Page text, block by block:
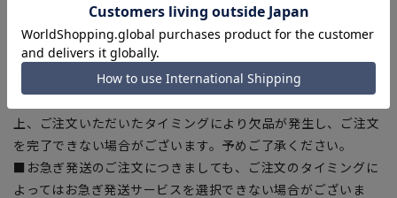
商品もございます。
■ブラウザやお使いのモニター環境、また撮影時の室内外の光
加減により、実際の商品と掲載画像の色味が異なる場合がござ
■店舗や各モールサイトと商品在庫を共有しております関係
上、ご注文いただいたタイミングにより欠品が発生し、ご注文
を完了できない場合がございます。予めご了承ください。
■お急ぎ発送のご注文につきましても、ご注文のタイミングに
よってはお急ぎ発送サービスを選択できない場合がございま